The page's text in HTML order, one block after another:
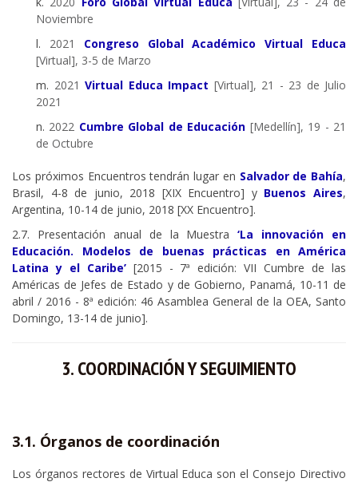
Noviembre
l. 2021 Congreso Global Académico Virtual Educa
[Virtual], 3-5 de Marzo
m. 2021 Virtual Educa Impact [Virtual], 21 - 23 de Julio
2021
n. 2022 Cumbre Global de Educación [Medellín], 19 - 21
de Octubre
Los próximos Encuentros tendrán lugar en Salvador de Bahía,
Brasil, 4-8 de junio, 2018 [XIX Encuentro] y Buenos Aires,
Argentina, 10-14 de junio, 2018 [XX Encuentro].
2.7. Presentación anual de la Muestra‘La innovación en
Educación. Modelos de buenas prácticas en América
Latina y el Caribe’[2015 - 7ª edición: VII Cumbre de las
Américas de Jefes de Estado y de Gobierno, Panamá, 10-11 de
abril / 2016 - 8ª edición: 46 Asamblea General de la OEA, Santo
Domingo, 13-14 de junio].
3. COORDINACIÓN Y SEGUIMIENTO
3.1. Órganos de coordinación
Los órganos rectores de Virtual Educa son el Consejo Directivo